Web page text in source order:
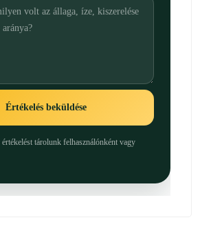
Értékelés beküldése
tárolunk felhasználónként vagy